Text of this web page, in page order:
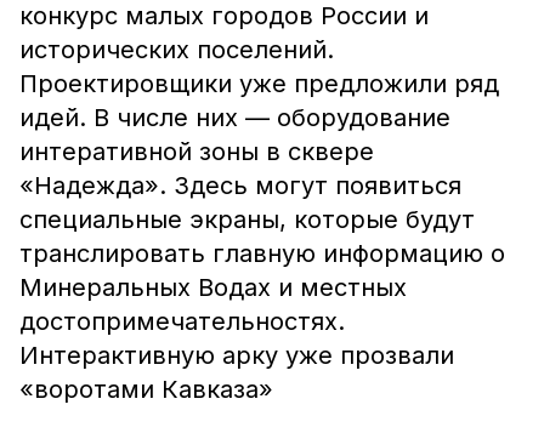
конкурс малых городов России и
исторических поселений.
Проектировщики уже предложили ряд
идей. В числе них — оборудование
интеративной зоны в сквере
«Надежда». Здесь могут появиться
специальные экраны, которые будут
транслировать главную информацию о
Минеральных Водах и местных
достопримечательностях.
Интерактивную арку уже прозвали
«воротами Кавказа»